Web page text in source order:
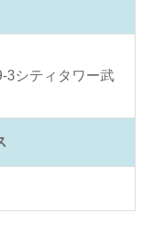
3シティタワー武